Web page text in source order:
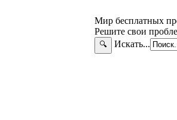
Мир бесплатных
Решите свои
🔍 Искать...